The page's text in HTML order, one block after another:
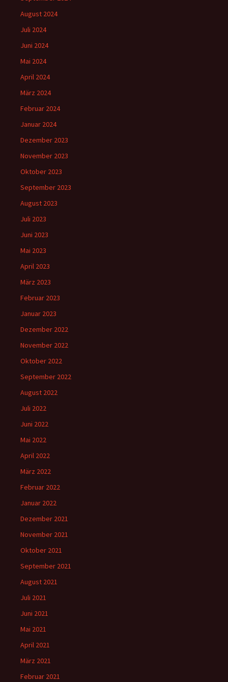
August 2024
Juli 2024
Juni 2024
Mai 2024
April 2024
März 2024
Februar 2024
Januar 2024
Dezember 2023
November 2023
Oktober 2023
September 2023
August 2023
Juli 2023
Juni 2023
Mai 2023
April 2023
März 2023
Februar 2023
Januar 2023
Dezember 2022
November 2022
Oktober 2022
September 2022
August 2022
Juli 2022
Juni 2022
Mai 2022
April 2022
März 2022
Februar 2022
Januar 2022
Dezember 2021
November 2021
Oktober 2021
September 2021
August 2021
Juli 2021
Juni 2021
Mai 2021
April 2021
März 2021
Februar 2021